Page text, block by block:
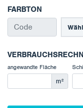
FARBTON
angewandte Fläche
m²